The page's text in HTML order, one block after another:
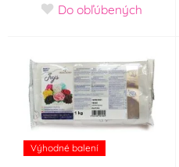
Do obľúbených
Výhodné balení